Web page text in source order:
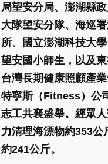
局望安分局、澎湖縣
大隊望安分隊、海巡
所、國立澎湖科技大
望安國小師生，以及東
台灣長期健康照顧產
特寧斯（Fitness）公
志工共襄盛舉。經眾
力清理海漂物約353公
約241公斤。
際 重
社會
嘉義